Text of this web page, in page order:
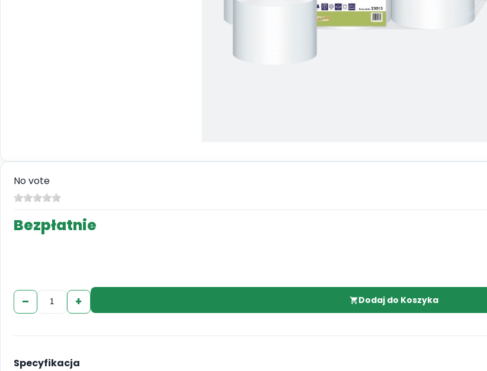
No vote
Bezpłatnie
+
– Dodaj do Koszyka
Specyfikacja